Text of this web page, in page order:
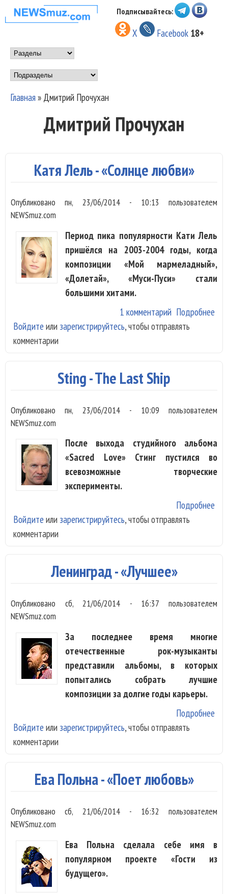
Перейти к основному
содержанию
НОВОСТИ
МУЗЫКИ И
ШОУ БИЗНЕСА
NEWSMUZ.COM
Подписывайтесь:
X Facebook 18+
Main menu
Подразделы
Вы здесь
Главная» Дмитрий Прочухан
Дмитрий Прочухан
Катя Лель - «Солнце любви»
Опубликованопн, 23/06/2014 - 10:13 пользователем
NEWSmuz.com
Период пика популярности Кати Лель
пришёлся на 2003-2004 годы, когда
композиции «Мой мармеладный»,
«Долетай», «Муси-Пуси» стали
большими хитами.
Подробнее
1 комментарий
Войдите или зарегистрируйтесь, чтобы отправлять
комментарии
Sting - The Last Ship
Опубликованопн, 23/06/2014 - 10:09 пользователем
NEWSmuz.com
После выхода студийного альбома
«Sacred Love» Стинг пустился во
всевозможные творческие
эксперименты.
Подробнее
Войдите или зарегистрируйтесь, чтобы отправлять
комментарии
Ленинград - «Лучшее»
Опубликовано сб, 21/06/2014 - 16:37 пользователем
NEWSmuz.com
За последнее время многие
отечественные рок-музыканты
представили альбомы, в которых
попытались собрать лучшие
композиции за долгие годы карьеры.
Подробнее
Войдите или зарегистрируйтесь, чтобы отправлять
комментарии
Ева Польна - «Поет любовь»
Опубликованосб, 21/06/2014 - 16:32 пользователем
NEWSmuz.com
Ева Польна сделала себе имя в
популярном проекте «Гости из
будущего».